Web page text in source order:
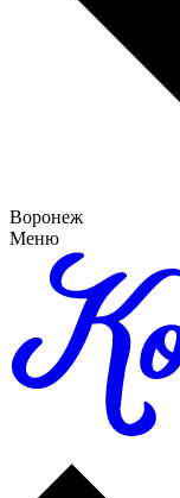
Воронеж
Меню